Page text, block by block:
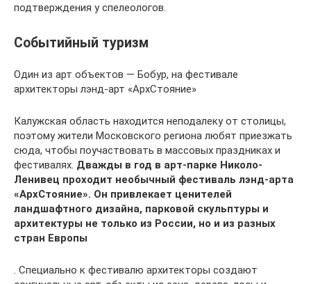
подтверждения у спелеологов.
Событийный туризм
Один из арт объектов — Бобур, на фестивале
архитекторы лэнд-арт «АрхСтояние»
Калужская область находится неподалеку от столицы,
поэтому жители Московского региона любят приезжать
сюда, чтобы поучаствовать в массовых праздниках и
фестивалях. Дважды в год в арт-парке Николо-
Ленивец проходит необычный фестиваль лэнд-арта
«АрхСтояние». Он привлекает ценителей
ландшафтного дизайна, парковой скульптуры и
архитектуры не только из России, но и из разных
стран Европы
. Специально к фестивалю архитекторы создают